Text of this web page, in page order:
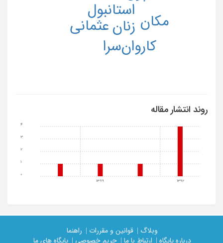
استانبول
زنان عثمانی مکان
کاروان‌سرا
روند انتشار مقاله
1389 1392
0
1
2
3
4
وبلاگ | قوانین و مقررات |
راهنما
درباره پایگاه |
ارتباط با ما | حریم خصوصی | پایگاه های ما